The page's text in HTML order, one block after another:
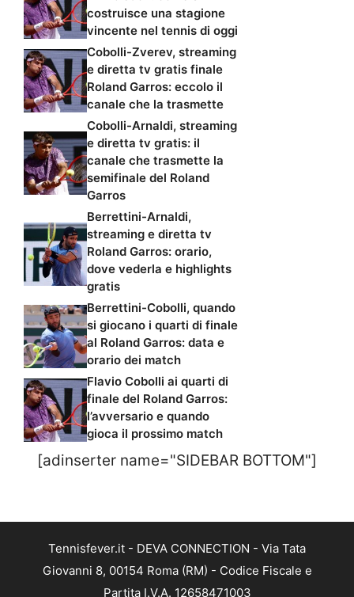
costruisce una stagione
vincente nel tennis di oggi
Cobolli-Zverev, streaming
e diretta tv gratis finale
Roland Garros: eccolo il
canale che la trasmette
Cobolli-Arnaldi, streaming
e diretta tv gratis: il
canale che trasmette la
semifinale del Roland
Garros
Berrettini-Arnaldi,
streaming e diretta tv
Roland Garros: orario,
dove vederla e highlights
gratis
Berrettini-Cobolli, quando
si giocano i quarti di finale
al Roland Garros: data e
orario dei match
Flavio Cobolli ai quarti di
finale del Roland Garros:
l’avversario e quando
gioca il prossimo match
[adinserter name="SIDEBAR BOTTOM"]
Tennisfever.it - DEVA CONNECTION - Via Tata
Giovanni 8, 00154 Roma (RM) - Codice Fiscale e
Partita I.V.A. 12658471003